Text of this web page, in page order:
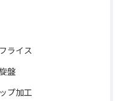
ライス
盤
プ加工